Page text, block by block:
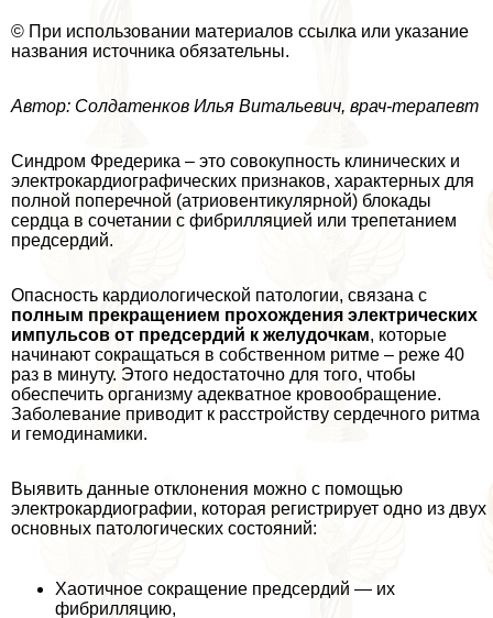
© При использовании материалов ссылка или указание
названия источника обязательны.
Автор: Солдатенков Илья Витальевич, врач-терапевт
Синдром Фредерика – это совокупность клинических и
электрокардиографических признаков, хаpaктерных для
полной поперечной (атриовентикулярной) блокады
сердца в сочетании с фибрилляцией или трепетанием
предсердий.
Опасность кардиологической патологии, связана с
полным прекращением прохождения электрических
импульсов от предсердий к желудочкам, которые
начинают сокращаться в собственном ритме – реже 40
раз в минуту. Этого недостаточно для того, чтобы
обеспечить организму адекватное кровообращение.
Заболевание приводит к расстройству сердечного ритма
и гемодинамики.
Выявить данные отклонения можно с помощью
электрокардиографии, которая регистрирует одно из двух
основных патологических состояний:
Хаотичное сокращение предсердий — их
фибрилляцию,